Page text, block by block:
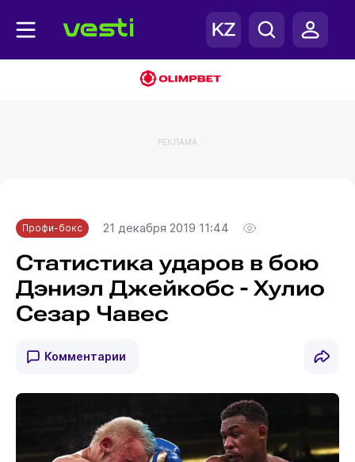
РЕКЛАМА
Профи-бокс 21 декабря 2019 11:44
Статистика ударов в бою
Дэниэл Джейкобс - Хулио
Сезар Чавес
Комментарии